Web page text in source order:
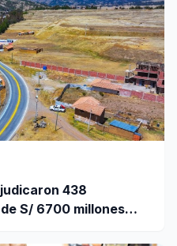
438
S/ 6700 millones